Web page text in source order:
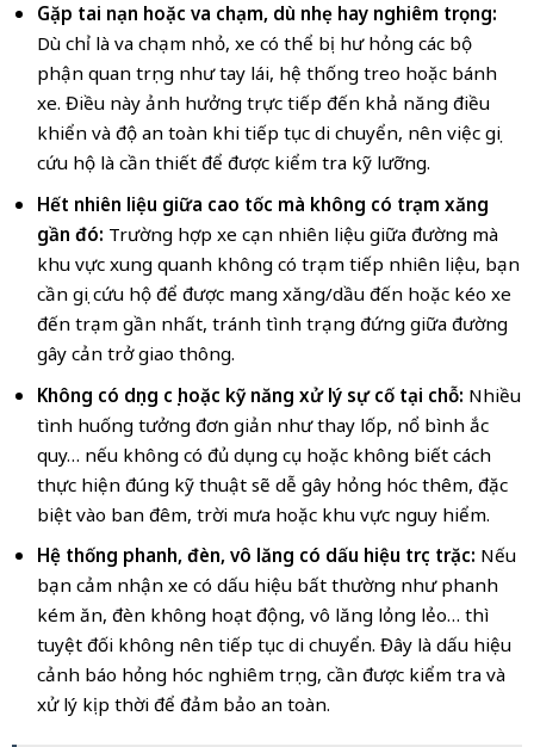
Gặp tai nạn hoặc va chạm, dù nhẹ hay nghiêm trọng:
Dù chỉ là va chạm nhỏ, xe có thể bị hư hỏng các bộ
phận quan trọng như tay lái, hệ thống treo hoặc bánh
xe. Điều này ảnh hưởng trực tiếp đến khả năng điều
khiển và độ an toàn khi tiếp tục di chuyển, nên việc gọi
cứu hộ là cần thiết để được kiểm tra kỹ lưỡng.
Hết nhiên liệu giữa cao tốc mà không có trạm xăng
gần đó: Trường hợp xe cạn nhiên liệu giữa đường mà
khu vực xung quanh không có trạm tiếp nhiên liệu, bạn
cần gọi cứu hộ để được mang xăng/dầu đến hoặc kéo xe
đến trạm gần nhất, tránh tình trạng đứng giữa đường
gây cản trở giao thông.
Không có dụng cụ hoặc kỹ năng xử lý sự cố tại chỗ: Nhiều
tình huống tưởng đơn giản như thay lốp, nổ bình ắc
quy… nếu không có đủ dụng cụ hoặc không biết cách
thực hiện đúng kỹ thuật sẽ dễ gây hỏng hóc thêm, đặc
biệt vào ban đêm, trời mưa hoặc khu vực nguy hiểm.
Hệ thống phanh, đèn, vô lăng có dấu hiệu trục trặc: Nếu
bạn cảm nhận xe có dấu hiệu bất thường như phanh
kém ăn, đèn không hoạt động, vô lăng lỏng lẻo… thì
tuyệt đối không nên tiếp tục di chuyển. Đây là dấu hiệu
cảnh báo hỏng hóc nghiêm trọng, cần được kiểm tra và
xử lý kịp thời để đảm bảo an toàn.